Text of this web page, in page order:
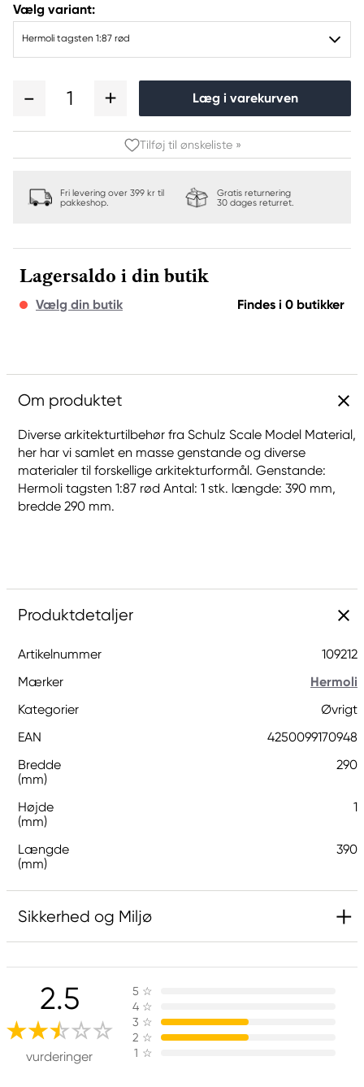
Vælg variant:
Hermoli tagsten 1:87 rød
1 Læg i varekurven
Tilføj til ønskeliste »
Fri levering over 399 kr til
pakkeshop.
Gratis returnering
30 dages returret.
Lagersaldo i din butik
Vælg din butik Findes i 0 butikker
Om produktet
Diverse arkitekturtilbehør fra Schulz Scale Model Material,
her har vi samlet en masse genstande og diverse
materialer til forskellige arkitekturformål. Genstande:
Hermoli tagsten 1:87 rød Antal: 1 stk. længde: 390 mm,
bredde 290 mm.
Produktdetaljer
Artikelnummer
109212
Mærker
Hermoli
Kategorier
Øvrigt
EAN
4250099170948
Bredde
(mm)
290
Højde
(mm)
1
Længde
(mm)
390
Sikkerhed og Miljø
Ansvarlig EU
Hermoli
Hahnemühle FineArt GmbH
Hahnestraße 5
37586 Dassel, Germany
2.5
vurderinger
5 ☆
4 ☆
3 ☆
2 ☆
1 ☆